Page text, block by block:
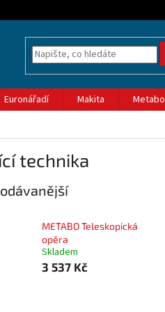
Euronářadí Makita Metabo
technika
METABO Teleskopická
opěra
Skladem
3 537 Kč